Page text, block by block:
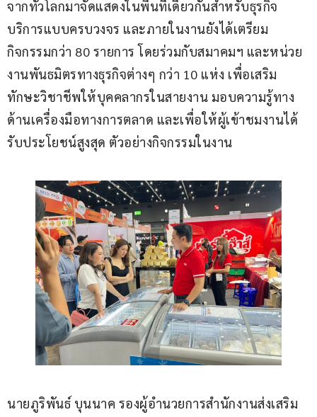
จากทั่วโลกมาจัดแสดงในพื้นที่เดียวกันสำหรับธุรกิจ
บริการแบบครบวงจร และภายในงานยังได้เตรียม
กิจกรรมกว่า 80 รายการ โดยร่วมกับสมาคมฯ และหน่วย
งานพันธมิตรทางธุรกิจต่างๆ กว่า 10 แห่ง เพื่อเสริม
ทักษะวิชาชีพให้บุคคลากรในสายงาน มอบความรู้ทาง
ด้านเครื่องมือทางการตลาด และเพื่อให้ผู้เข้าชมงานได้
รับประโยชน์สูงสุด ตัวอย่างกิจกรรมในงาน
นายภูริพันธ์ บุนนาค รองผู้อำนวยการสำนักงานส่งเสริม